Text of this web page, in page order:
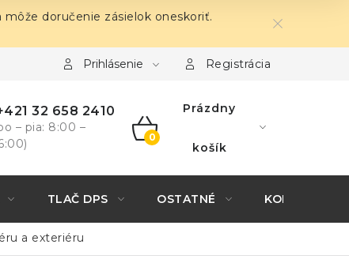
doručenie zásielok oneskoriť.
Prihlásenie Registrácia
32 658 2410
– pia: 8:00 –
NÁKUPNÝ
Prázdny
košík
TLAČ DPS OSTATNÉ KONTAKTY
a exteriéru